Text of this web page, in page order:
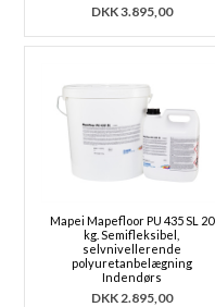
DKK3.895,00
Mapei Mapefloor PU 435 SL 20
kg. Semifleksibel,
selvnivellerende
polyuretanbelægning
Indendørs
DKK2.895,00